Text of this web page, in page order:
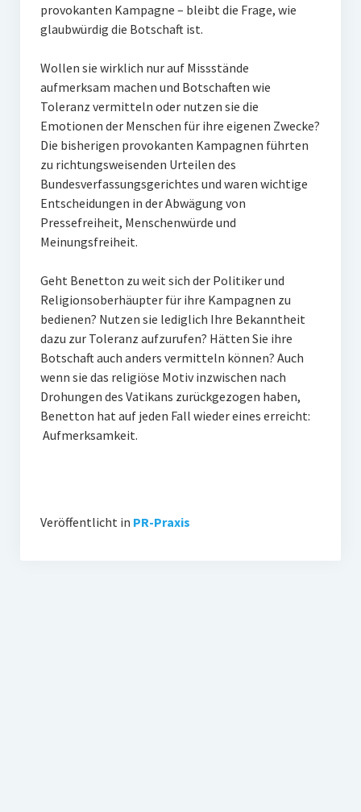
provokanten Kampagne – bleibt die Frage, wie
glaubwürdig die Botschaft ist.
Wollen sie wirklich nur auf Missstände
aufmerksam machen und Botschaften wie
Toleranz vermitteln oder nutzen sie die
Emotionen der Menschen für ihre eigenen Zwecke?
Die bisherigen provokanten Kampagnen führten
zu richtungsweisenden Urteilen des
Bundesverfassungsgerichtes und waren wichtige
Entscheidungen in der Abwägung von
Pressefreiheit, Menschenwürde und
Meinungsfreiheit.
Geht Benetton zu weit sich der Politiker und
Religionsoberhäupter für ihre Kampagnen zu
bedienen? Nutzen sie lediglich Ihre Bekanntheit
dazu zur Toleranz aufzurufen? Hätten Sie ihre
Botschaft auch anders vermitteln können? Auch
wenn sie das religiöse Motiv inzwischen nach
Drohungen des Vatikans zurückgezogen haben,
Benetton hat auf jeden Fall wieder eines erreicht:
Aufmerksamkeit.
Veröffentlicht in PR-Praxis